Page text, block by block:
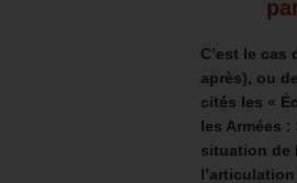
C’est le cas
après), ou
cités les «
les Armées
situation de